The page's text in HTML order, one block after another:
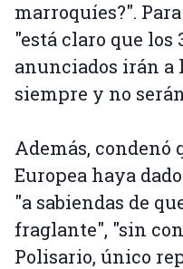
marroquíes?".
"está claro que los
anunciados irán a
siempre y no
Además, condenó
Europea haya
"a sabiendas de
fraglante", "sin
Polisario, único